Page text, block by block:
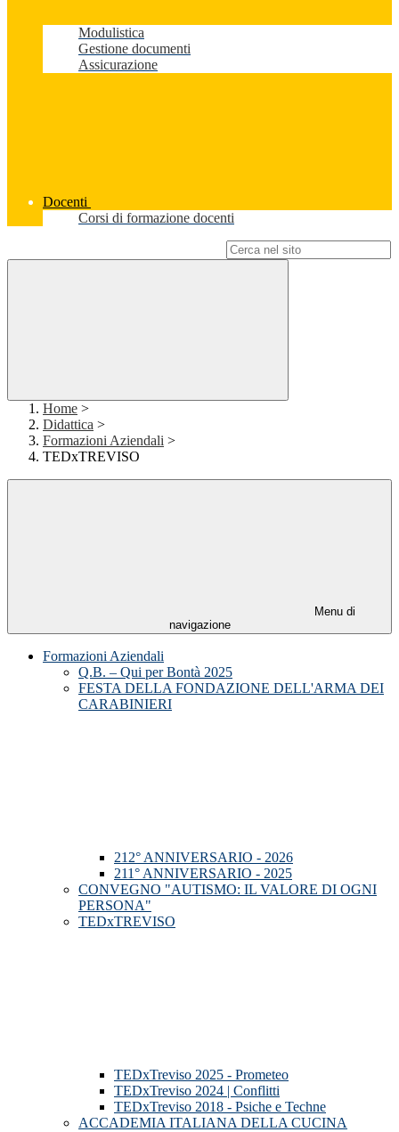
Modulistica
Gestione documenti
Assicurazione
Docenti
Corsi di formazione docenti
Home >
Didattica >
Formazioni Aziendali >
TEDxTREVISO
Menu di
navigazione
Formazioni Aziendali
Q.B. – Qui per Bontà 2025
FESTA DELLA FONDAZIONE DELL'ARMA DEI
CARABINIERI
212° ANNIVERSARIO - 2026
211° ANNIVERSARIO - 2025
CONVEGNO "AUTISMO: IL VALORE DI OGNI
PERSONA"
TEDxTREVISO
TEDxTreviso 2025 - Prometeo
TEDxTreviso 2024 | Conflitti
TEDxTreviso 2018 - Psiche e Techne
ACCADEMIA ITALIANA DELLA CUCINA